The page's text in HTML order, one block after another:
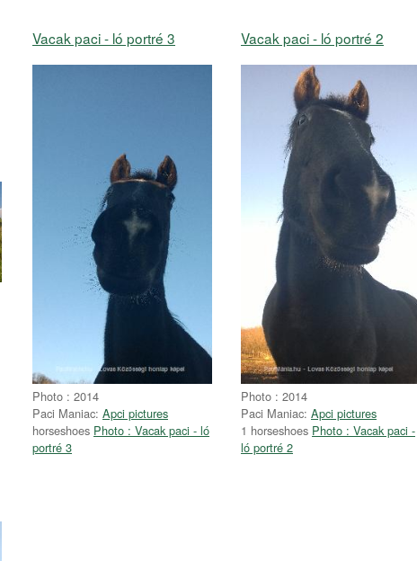
Vacak paci - ló portré 3
Photo : 2014
Paci Maniac: Apci pictures
horseshoes Photo : Vacak paci - ló
portré 3
Vacak paci - ló portré 2
Photo : 2014
Paci Maniac: Apci pictures
1 horseshoes Photo : Vacak paci -
ló portré 2